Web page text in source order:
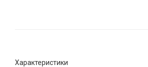
Характеристики